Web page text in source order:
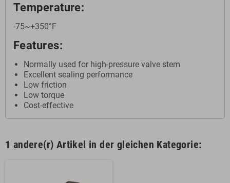
Temperature:
-75~+350°F
Features:
Normally used for high-pressure valve stem
Excellent sealing performance
Low friction
Low torque
Cost-effective
1 andere(r) Artikel in der gleichen Kategorie: